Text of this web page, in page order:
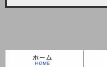
2021/10/7に起きました地震によ
不安定な状況もあります。会員様に
は、ご不便をお掛けしますが宜しく